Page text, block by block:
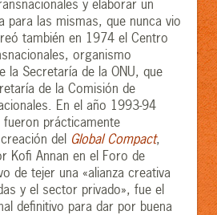
y elaborar un
para las mismas, que nunca vio
también en 1974 el Centro
organismo
la Secretaría de la ONU, que
de la Comisión de
En el año 1993-94
prácticamente
del Global Compact,
Kofi Annan en el Foro de
de tejer una «alianza creativa
y el sector privado», fue el
definitivo para dar por buena